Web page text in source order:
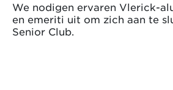
We nodigen ervaren Vlerick-
en emeriti uit om zich aan te
Senior Club.